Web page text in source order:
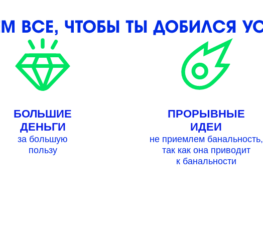
БОЛЬШИЕ
ДЕНЬГИ
за большую
пользу
ПРОРЫВНЫЕ
ИДЕИ
не приемлем банальность,
так как она приводит
к банальности